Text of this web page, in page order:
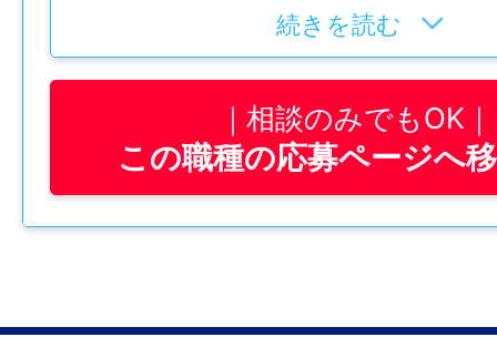
南さつま農業協同組合の地域サービス事務
遣期間中でも安心して働ける環境が整って
● 派遣期間終了後に直接雇用の面談を実施
もと正社員に切り替え可能
● 派遣期間中も給与や福利厚生が整ってお
心
続きを読む
相談のみでもOK
この職種の応募ページへ